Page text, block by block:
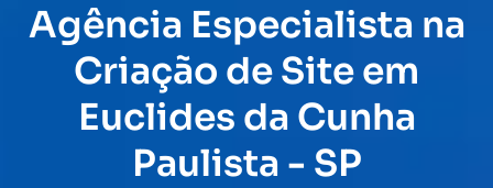
Agência Especialista na
Criação de Site em
Euclides da Cunha
Paulista - SP